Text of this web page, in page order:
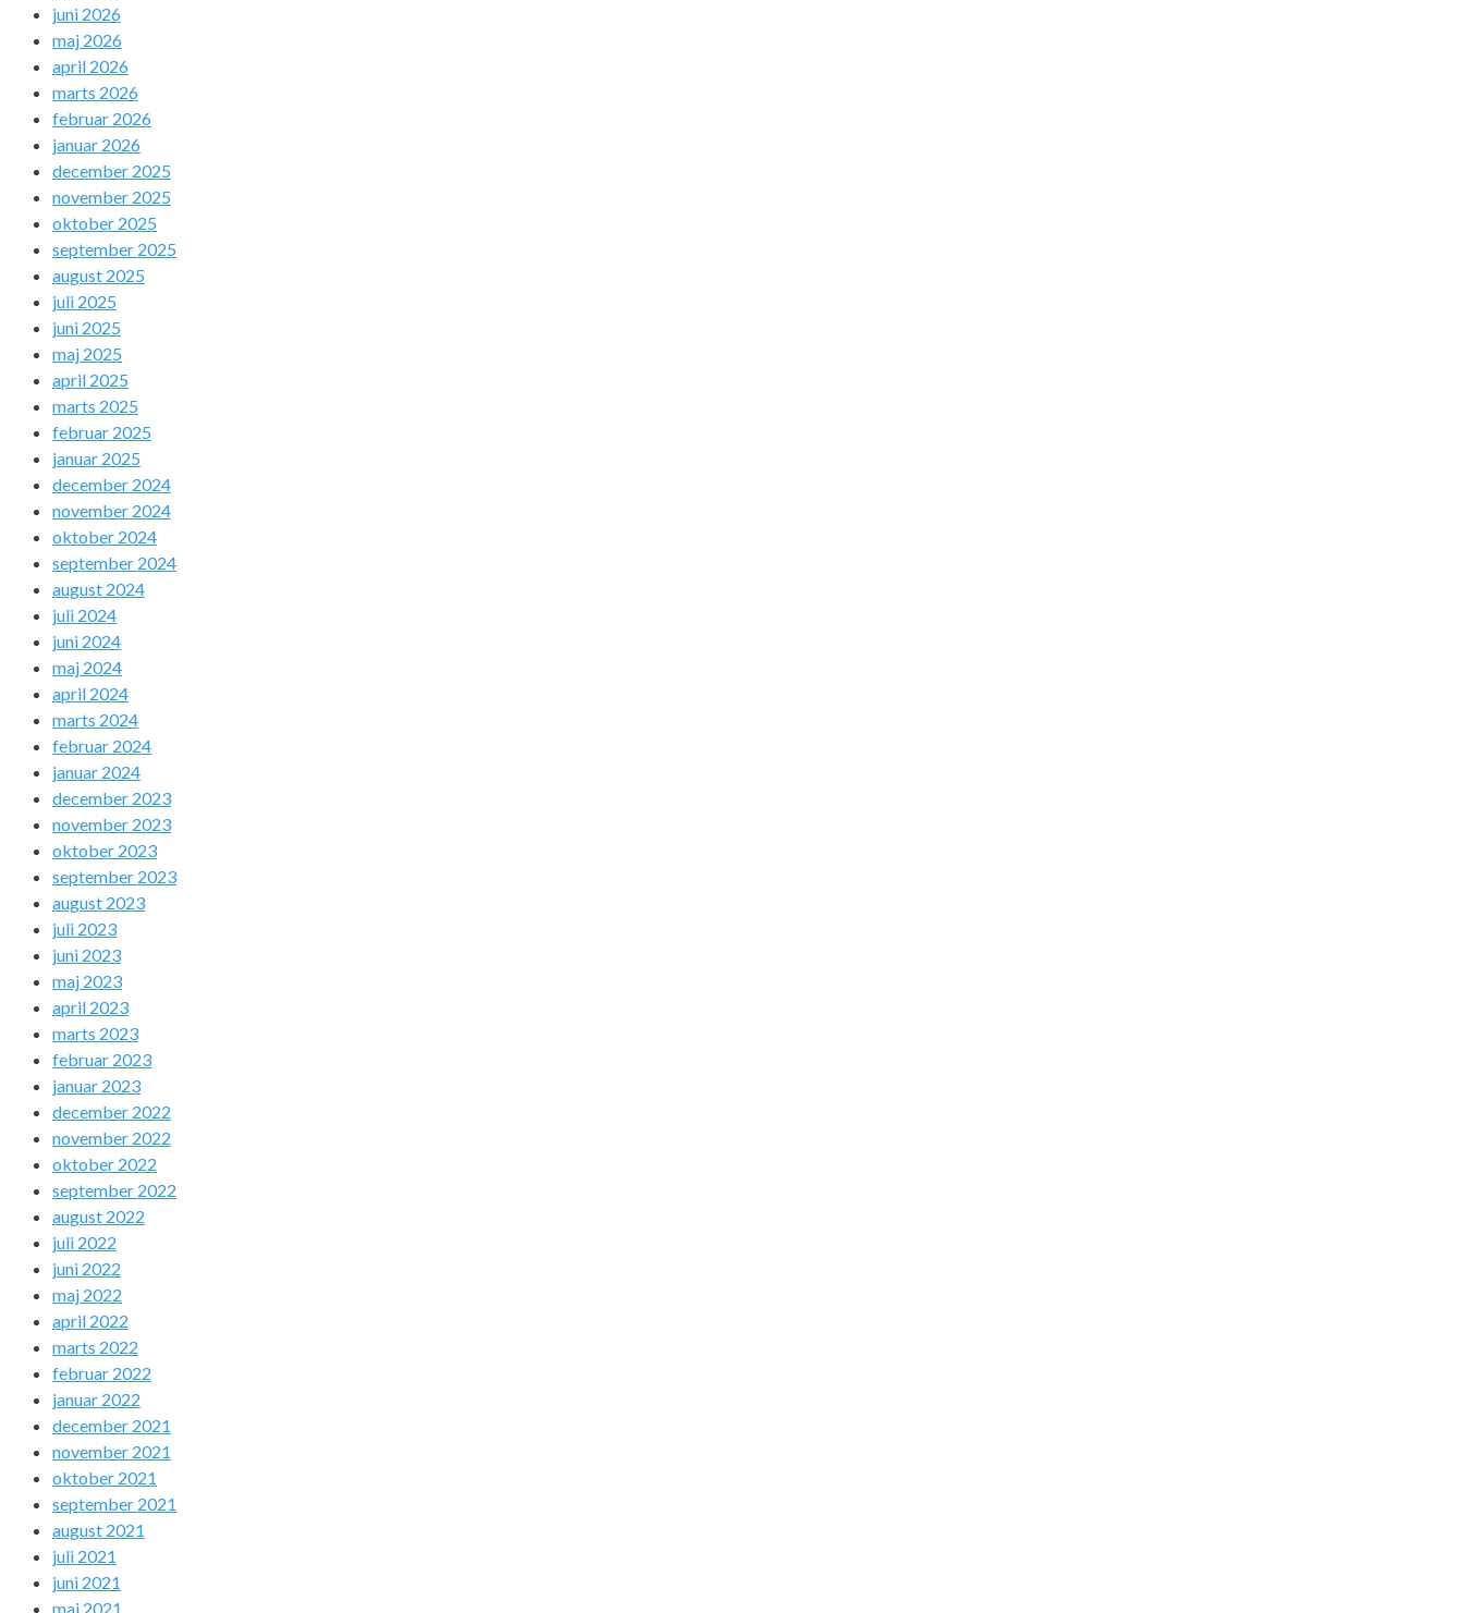
juni 2026
maj 2026
april 2026
marts 2026
februar 2026
januar 2026
december 2025
november 2025
oktober 2025
september 2025
august 2025
juli 2025
juni 2025
maj 2025
april 2025
marts 2025
februar 2025
januar 2025
december 2024
november 2024
oktober 2024
september 2024
august 2024
juli 2024
juni 2024
maj 2024
april 2024
marts 2024
februar 2024
januar 2024
december 2023
november 2023
oktober 2023
september 2023
august 2023
juli 2023
juni 2023
maj 2023
april 2023
marts 2023
februar 2023
januar 2023
december 2022
november 2022
oktober 2022
september 2022
august 2022
juli 2022
juni 2022
maj 2022
april 2022
marts 2022
februar 2022
januar 2022
december 2021
november 2021
oktober 2021
september 2021
august 2021
juli 2021
juni 2021
maj 2021